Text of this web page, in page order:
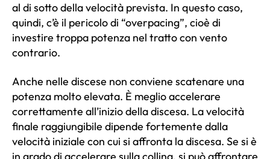
al di sotto della velocità prevista. In questo caso,
quindi, c’è il pericolo di “overpacing”, cioè di
investire troppa potenza nel tratto con vento
contrario.
Anche nelle discese non conviene scatenare una
potenza molto elevata. È meglio accelerare
correttamente all’inizio della discesa. La velocità
finale raggiungibile dipende fortemente dalla
velocità iniziale con cui si affronta la discesa. Se si è
in grado di accelerare sulla collina, si può affrontare